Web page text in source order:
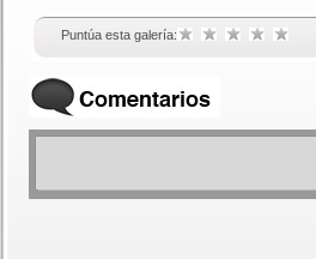
Puntúa esta galería: